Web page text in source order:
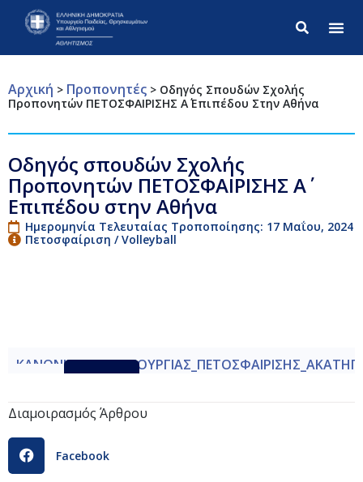
Αρχική > Προπονητές > Οδηγός Σπουδών Σχολής
Προπονητών ΠΕΤΟΣΦΑΙΡΙΣΗΣ Α΄ Επιπέδου Στην Αθήνα
Οδηγός σπουδών Σχολής
Προπονητών ΠΕΤΟΣΦΑΙΡΙΣΗΣ Α΄
Επιπέδου στην Αθήνα
Ημερομηνία Τελευταίας Τροποποίησης: 17 Μαΐου, 2024
Πετοσφαίριση / Volleyball
Διαμοιρασμός Άρθρου
Facebook